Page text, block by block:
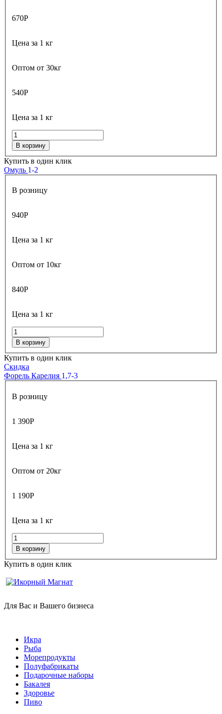
670Р
Цена за 1 кг
Оптом от 30кг
540Р
Цена за 1 кг
В корзину
Купить в один клик
Омуль 1-2
В розницу
940Р
Цена за 1 кг
Оптом от 10кг
840Р
Цена за 1 кг
В корзину
Купить в один клик
Скидка
Форель Карелия 1,7-3
В розницу
1 390Р
Цена за 1 кг
Оптом от 20кг
1 190Р
Цена за 1 кг
В корзину
Купить в один клик
Для Вас и Вашего бизнеса
Икра
Рыба
Морепродукты
Полуфабрикаты
Подарочные наборы
Бакалея
Здоровье
Пиво